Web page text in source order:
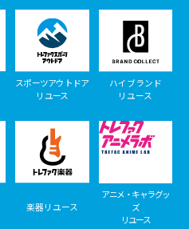
スポーツアウトドア
リユース
ハイブランド
リユース
楽器リユース
アニメ・キャラグッ
ズ
リユース